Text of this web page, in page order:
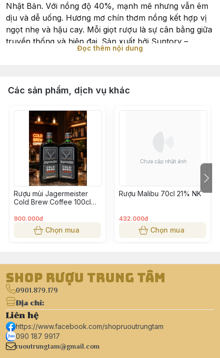
Nhật Bản. Với nồng độ 40%, mạnh mẽ nhưng vẫn êm
dịu và dễ uống. Hương mơ chín thơm nồng kết hợp vị
ngọt nhẹ và hậu cay. Mỗi giọt rượu là sự cân bằng giữa
truyền thống và hiện đại. Sản xuất bởi Suntory –
thương hiệu rượu danh tiếng của Nhật. Rượu được ủ từ
khi uống lạnh, kèm đá hoặc pha soda. Cũng rất thích
kế chai thủy tinh sang trọng, đậm chất Nhật thanh lịch.
Rất phù hợp làm quà biếu hoặc dùng trong dịp đặc
biệt. Hương vị thơm dịu, dễ tiếp cận, cả nam và nữ đều
yêu thích. Dành cho người muốn khám phá nét tinh tế
của rượu mùi châu Á. Dung tích 700ml đủ để chia sẻ
cùng người thân, bạn bè. Suntory Plum là lựa chọn lý
tưởng cho tiệc nhẹ và thư giãn. Một trải nghiệm rượu
mơ đầy sâu lắng và khác biệt. Đặt mua ngay để cảm
nhận tinh hoa rượu Nhật Bản trong từng giọt.
Đọc thêm nội dung
Các sản phẩm, dịch vụ khác
Rượu mùi Jagermeister
Cold Brew Coffee 100cl
900.000đ
Chọn mua
Rượu Malibu 70cl 21% NK
432.000đ
Chọn mua
Shop Rượu Trung Tâm
0901.879.179
Địa chỉ:
Liên hệ
https://www.facebook.com/shopruoutrungtam
090 187 9917
ruoutrungtam@gmail.com